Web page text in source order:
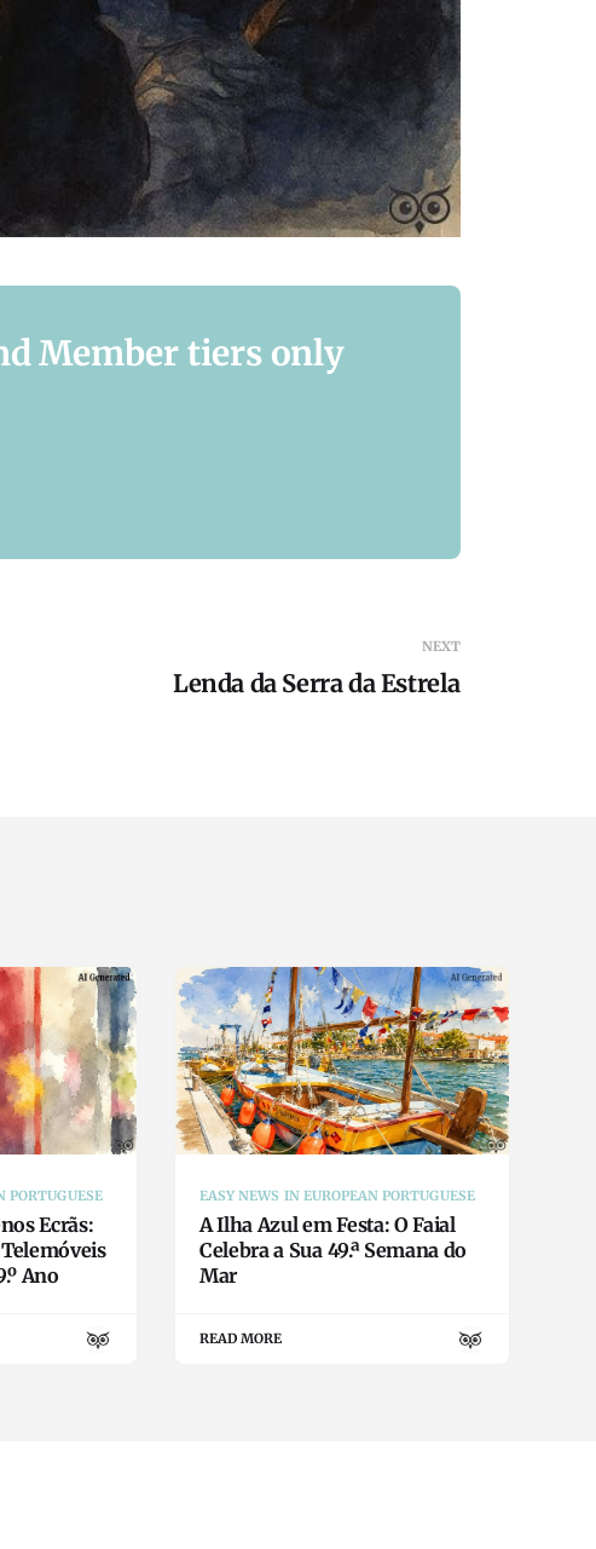
Member tiers only
NEXT
Lenda da Serra da Estrela
PORTUGUESE
Ecrãs:
Ano
EASY NEWS IN EUROPEAN PORTUGUESE
A Ilha Azul em Festa: O Faial
Celebra a Sua 49.ª Semana do
Mar
READ MORE